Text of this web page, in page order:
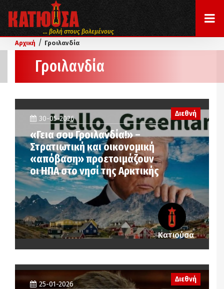
... βολή στους βολεμένους
Αρχική / Γροιλανδία
Γροιλανδία
Διεθνή
30-05-2026
«Γεια σου Γροιλανδία!» –
Στρατιωτική και οικονομική
«απόβαση» προετοιμάζουν
οι ΗΠΑ στο νησί της Αρκτικής
Κατιούσα
25-01-2026
Διεθνή